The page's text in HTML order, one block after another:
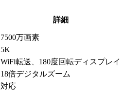
詳細
7500万画素
5K
WiFi転送、180度回転ディスプレイ
18倍デジタルズーム
対応